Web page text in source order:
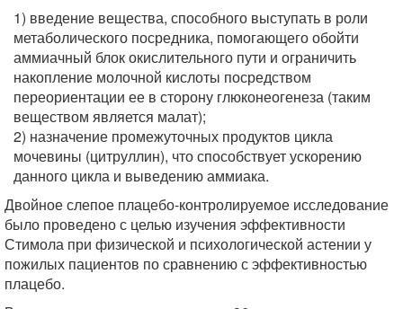
1) введение вещества, способного выступать в роли
метаболического посредника, помогающего обойти
аммиачный блок окислительного пути и ограничить
накопление молочной кислоты посредством
переориентации ее в сторону глюконеогенеза (таким
веществом является малат);
2) назначение промежуточных продуктов цикла
мочевины (цитруллин), что способствует ускорению
данного цикла и выведению аммиака.
Двойное слепое плацебо-контролируемое исследование
было проведено с целью изучения эффективности
Стимола при физической и психологической астении у
пожилых пациентов по сравнению с эффективностью
плацебо.